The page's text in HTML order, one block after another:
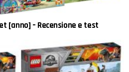
[anno] – Recensione e test